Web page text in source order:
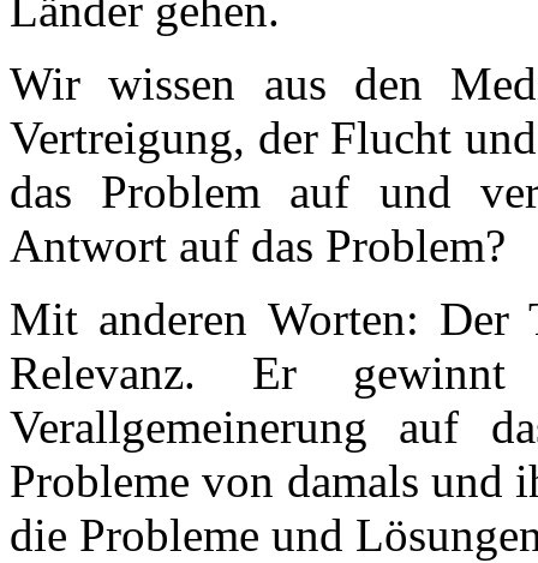
Länder gehen.
Wir wissen aus den
Vertreigung, der Flucht
das Problem auf und
Antwort auf das Problem?
Mit anderen Worten: Der
Relevanz. Er
Verallgemeinerung auf
Probleme von damals und
die Probleme und